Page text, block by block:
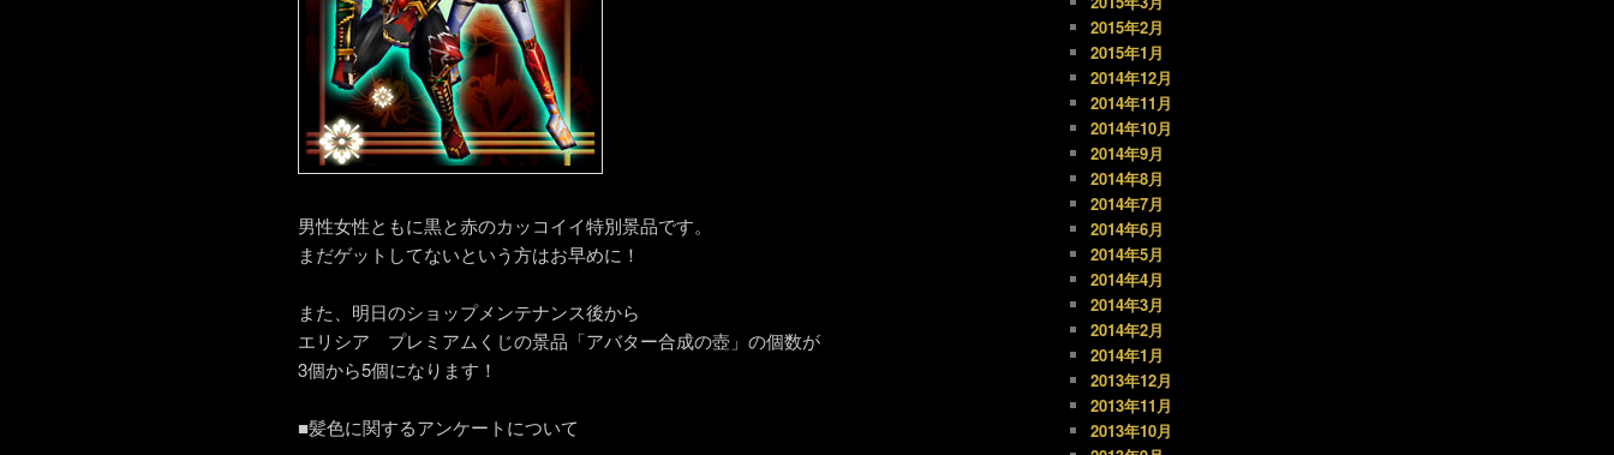
男性女性ともに黒と赤のカッコイイ特別景品です。
まだゲットしてないという方はお早めに！
また、明日のショップメンテナンス後から
エリシア プレミアムくじの景品「アバター合成の壺」の個数が
3個から5個になります！
■髪色に関するアンケートについて
2015年2月
2015年1月
2014年12月
2014年11月
2014年10月
2014年9月
2014年8月
2014年7月
2014年6月
2014年5月
2014年4月
2014年3月
2014年2月
2014年1月
2013年12月
2013年11月
2013年10月